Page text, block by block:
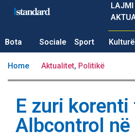
LAJMI
Bota Sociale Sport Kulturë
Home Aktualitet, Politikë
E zuri korenti
Albcontrol në